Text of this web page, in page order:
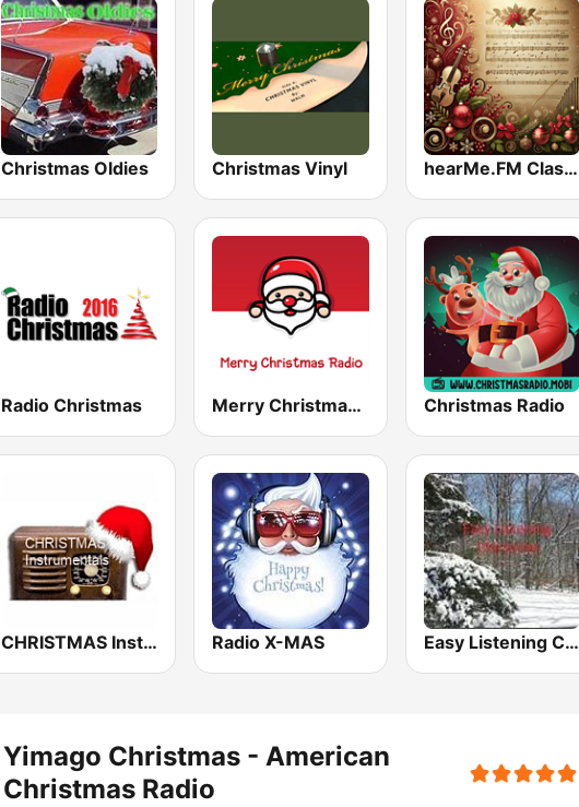
Christmas Oldies Christmas Vinyl hearMe.FM Classical Christmas
Radio Christmas Merry Christmas Radio Christmas Radio
CHRISTMAS Instrumentals Radio X-MAS Easy Listening Christmas
Yimago Christmas - American
Christmas Radio